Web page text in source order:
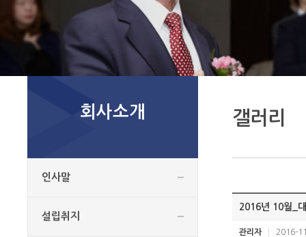
회사소개
인사말
설립취지
갤러리
2016년 10월_
관리자 2016-